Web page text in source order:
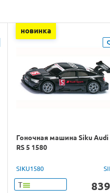
новинка
Гоночная машина Siku Audi
RS 5 1580
SIKU1580
Т 839